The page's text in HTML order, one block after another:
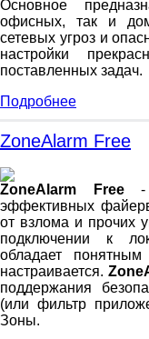
Основное
офисных, так и
сетевых угроз и
настройки
поставленных задач.
Подробнее
ZoneAlarm Free
ZoneAlarm Free-
эффективных
от взлома и прочих
подключении к
обладает
настраивается.
поддержания
(или фильтр
Зоны.